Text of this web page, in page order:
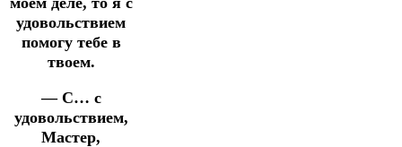
удовольствием
помогу тебе в
твоем.
— С… с
удовольствием,
Мастер,